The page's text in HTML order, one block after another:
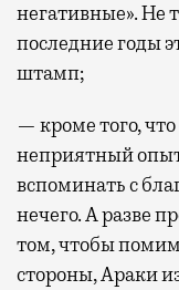
негативные». Не
последние годы
штамп;
— кроме того,
неприятный
вспоминать с
нечего. А разве
том, чтобы
стороны, Араки